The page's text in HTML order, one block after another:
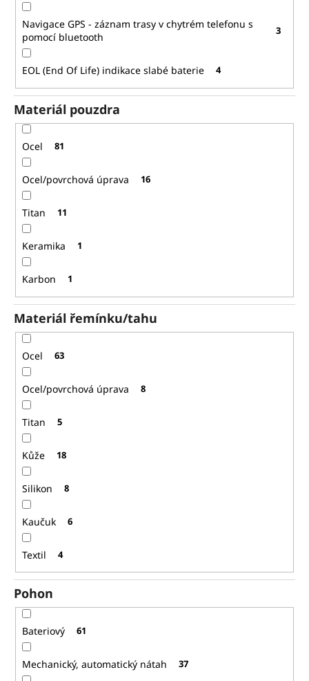
Navigace GPS - záznam trasy v chytrém telefonu s
pomocí bluetooth
3
EOL (End Of Life) indikace slabé baterie 4
Materiál pouzdra
Ocel 81
Ocel/povrchová úprava 16
Titan 11
Keramika 1
Karbon 1
Materiál řemínku/tahu
Ocel 63
Ocel/povrchová úprava 8
Titan 5
Kůže 18
Silikon 8
Kaučuk 6
Textil 4
Pohon
Bateriový 61
Mechanický, automatický nátah 37